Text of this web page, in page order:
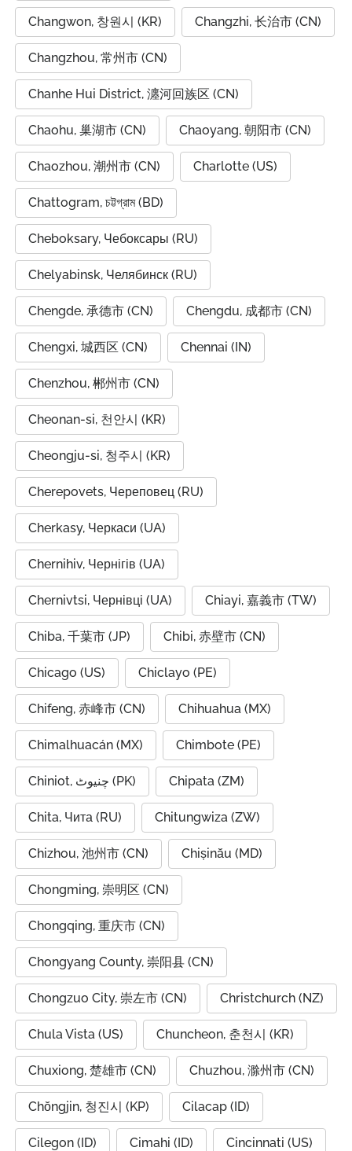
Changwon, 창원시 (KR) Changzhi, 长治市 (CN)
Changzhou, 常州市 (CN)
Chanhe Hui District, 瀍河回族区 (CN)
Chaohu, 巢湖市 (CN) Chaoyang, 朝阳市 (CN)
Chaozhou, 潮州市 (CN) Charlotte (US)
Chattogram, চট্টগ্রাম (BD)
Cheboksary, Чебоксары (RU)
Chelyabinsk, Челябинск (RU)
Chengde, 承德市 (CN) Chengdu, 成都市 (CN)
Chengxi, 城西区 (CN) Chennai (IN)
Chenzhou, 郴州市 (CN)
Cheonan-si, 천안시 (KR)
Cheongju-si, 청주시 (KR)
Cherepovets, Череповец (RU)
Cherkasy, Черкаси (UA)
Chernihiv, Чернігів (UA)
Chernivtsi, Чернівці (UA) Chiayi, 嘉義市 (TW)
Chiba, 千葉市 (JP) Chibi, 赤壁市 (CN)
Chicago (US) Chiclayo (PE)
Chifeng, 赤峰市 (CN) Chihuahua (MX)
Chimalhuacán (MX) Chimbote (PE)
Chiniot, چنیوٹ (PK) Chipata (ZM)
Chita, Чита (RU) Chitungwiza (ZW)
Chizhou, 池州市 (CN) Chișinău (MD)
Chongming, 崇明区 (CN)
Chongqing, 重庆市 (CN)
Chongyang County, 崇阳县 (CN)
Chongzuo City, 崇左市 (CN) Christchurch (NZ)
Chula Vista (US) Chuncheon, 춘천시 (KR)
Chuxiong, 楚雄市 (CN) Chuzhou, 滁州市 (CN)
Chŏngjin, 청진시 (KP) Cilacap (ID)
Cilegon (ID) Cimahi (ID) Cincinnati (US)